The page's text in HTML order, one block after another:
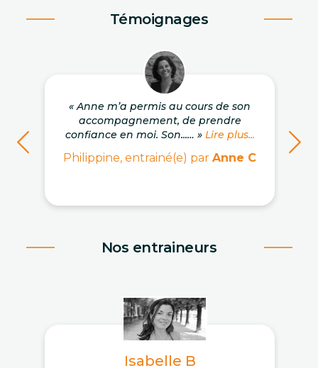
Témoignages
« Anne m’a permis au cours de son
accompagnement, de prendre
confiance en moi. Son...… » Lire plus...
Philippine, entrainé(e) par Anne C
Nos entraineurs
Isabelle B